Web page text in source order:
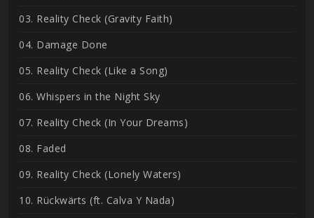
03. Reality Check (Gravity Faith)
04. Damage Done
05. Reality Check (Like a Song)
06. Whispers in the Night Sky
07. Reality Check (In Your Dreams)
08. Faded
09. Reality Check (Lonely Waters)
10. Rückwärts (ft. Calva Y Nada)